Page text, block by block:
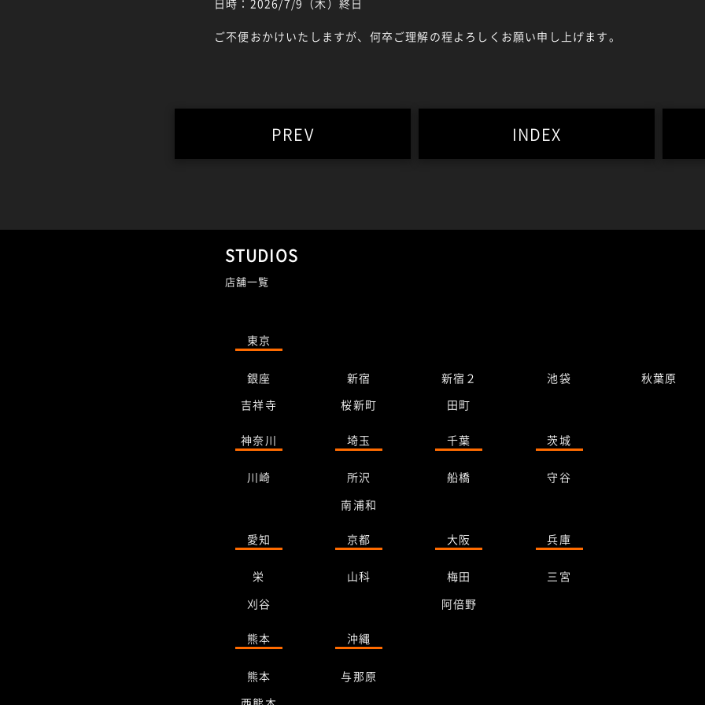
日時：2026/7/9（木）終日
ご不便おかけいたしますが、何卒ご理解の程よろしくお願い申し上げます。
PREV INDEX
STUDIOS
店舗一覧
東京
銀座 新宿 新宿２ 池袋
秋葉原
吉祥寺
桜新町 田町
神奈川 埼玉 千葉 茨城
川崎 所沢 船橋
守谷
南浦和
愛知 京都 大阪 兵庫
栄 山科 梅田
三宮
刈谷
阿倍野
熊本 沖縄
熊本
与那原